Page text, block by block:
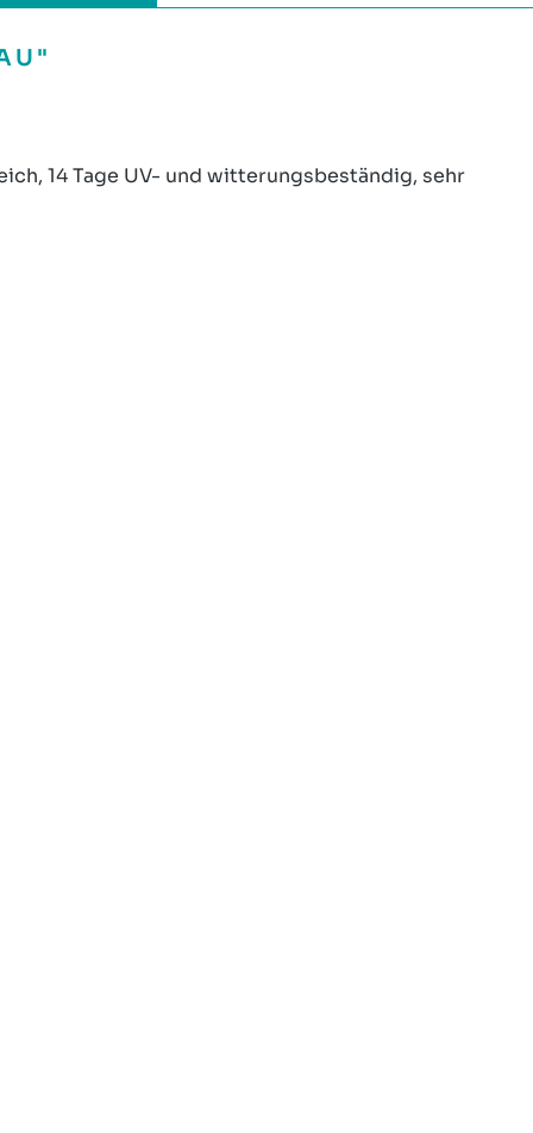
14 Tage UV- und witterungsbeständig, sehr